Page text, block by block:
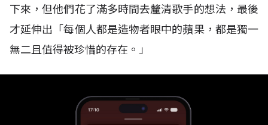
下來，但他們花了滿多時間去釐清歌手的想法，最後
才延伸出「每個人都是造物者眼中的蘋果，都是獨一
無二且值得被珍惜的存在。」